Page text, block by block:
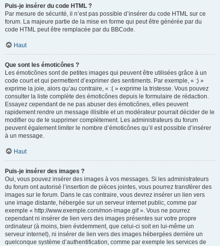
Puis-je insérer du code HTML ?
Par mesure de sécurité, il n’est pas possible d’insérer du code HTML sur ce
forum. La majeure partie de la mise en forme qui peut être générée par du
code HTML peut être remplacée par du BBCode.
Haut
Que sont les émoticônes ?
Les émoticônes sont de petites images qui peuvent être utilisées grâce à un
code court et qui permettent d’exprimer des sentiments. Par exemple, « :) »
exprime la joie, alors qu’au contraire, « :( » exprime la tristesse. Vous pouvez
consulter la liste complète des émoticônes depuis le formulaire de rédaction.
Essayez cependant de ne pas abuser des émoticônes, elles peuvent
rapidement rendre un message illisible et un modérateur pourrait décider de le
modifier ou de le supprimer complètement. Les administrateurs du forum
peuvent également limiter le nombre d’émoticônes qu’il est possible d’insérer
à un message.
Haut
Puis-je insérer des images ?
Oui, vous pouvez insérer des images à vos messages. Si les administrateurs
du forum ont autorisé l’insertion de pièces jointes, vous pourrez transférer des
images sur le forum. Dans le cas contraire, vous devrez insérer un lien vers
une image distante, hébergée sur un serveur internet public, comme par
exemple « http://www.exemple.com/mon-image.gif ». Vous ne pourrez
cependant ni insérer de lien vers des images présentes sur votre propre
ordinateur (à moins, bien évidemment, que celui-ci soit en lui-même un
serveur internet), ni insérer de lien vers des images hébergées derrière un
quelconque système d’authentification, comme par exemple les services de